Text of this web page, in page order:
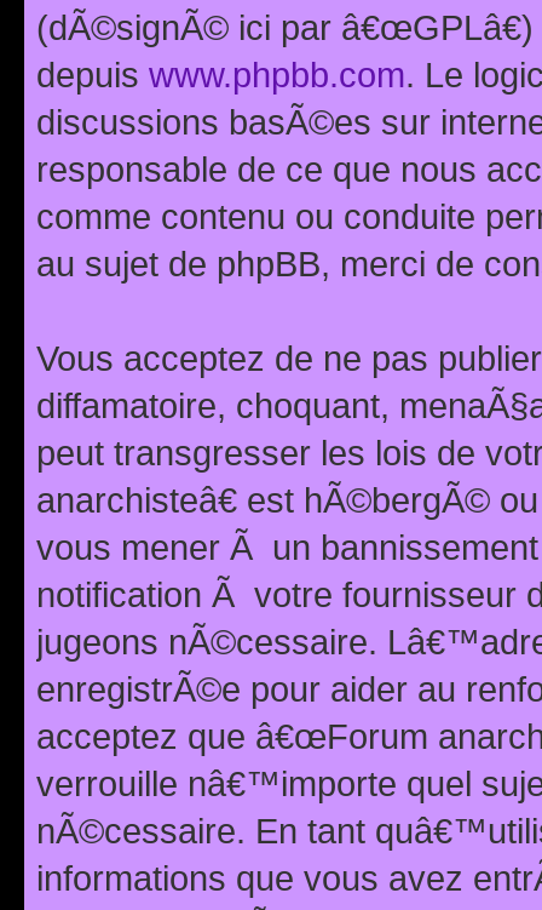
(dÃ©signÃ© ici par
depuis www.phpbb.com. Le
discussions basÃ©es sur
responsable de ce que nous
comme contenu ou conduite
au sujet de phpBB, merci de
Vous acceptez de ne pas
diffamatoire, choquant,
peut transgresser les lois de
anarchisteâ€ est hÃ©bergÃ©
vous mener Ã un
notification Ã votre fournisseur
jugeons nÃ©cessaire.
enregistrÃ©e pour aider au
acceptez que â€œForum
verrouille nâ€™importe quel
nÃ©cessaire. En tant
informations que vous avez